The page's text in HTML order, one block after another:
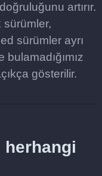
artırır.
sürümler,
sürümler ayrı
gösterilir.
herhangi